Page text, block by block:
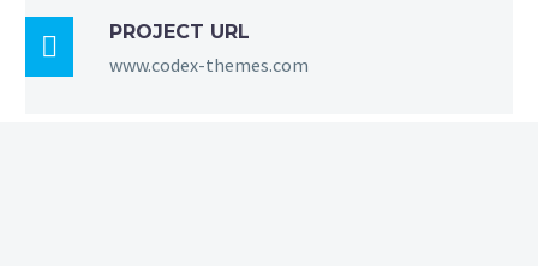
 PROJECT URL
www.codex-themes.com